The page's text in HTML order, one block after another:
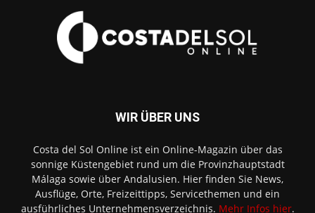
WIR ÜBER UNS
Costa del Sol Online ist ein Online-Magazin über das
sonnige Küstengebiet rund um die Provinzhauptstadt
Málaga sowie über Andalusien. Hier finden Sie News,
Ausflüge, Orte, Freizeittipps, Servicethemen und ein
ausführliches Unternehmensverzeichnis. Mehr Infos hier.